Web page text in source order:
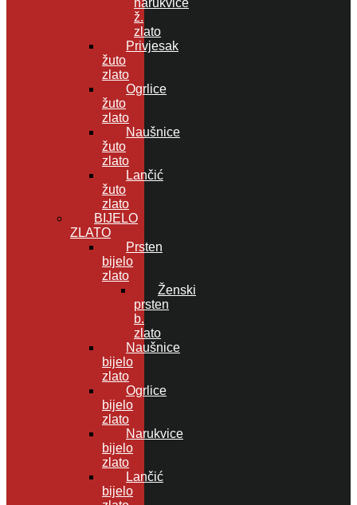
ž.
zlato
Privjesak
žuto
zlato
Ogrlice
žuto
zlato
Naušnice
žuto
zlato
Lančić
žuto
zlato
BIJELO
ZLATO
Prsten
bijelo
zlato
Ženski
prsten
b.
zlato
Naušnice
bijelo
zlato
Ogrlice
bijelo
zlato
Narukvice
bijelo
zlato
Lančić
bijelo